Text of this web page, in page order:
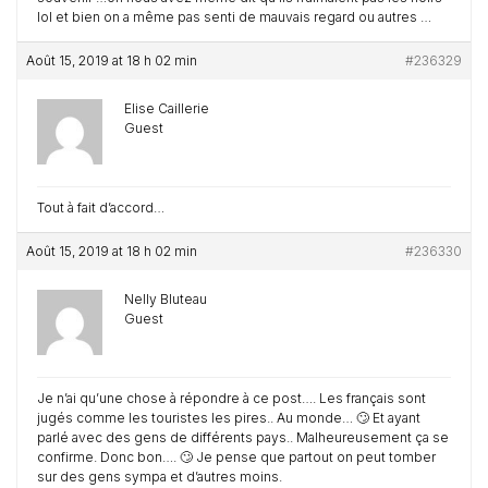
lol et bien on a même pas senti de mauvais regard ou autres …
Août 15, 2019 at 18 h 02 min #236329
Elise Caillerie
Guest
Tout à fait d’accord…
Août 15, 2019 at 18 h 02 min #236330
Nelly Bluteau
Guest
Je n’ai qu’une chose à répondre à ce post…. Les français sont
jugés comme les touristes les pires.. Au monde… 🙄 Et ayant
parlé avec des gens de différents pays.. Malheureusement ça se
confirme. Donc bon…. 🙄 Je pense que partout on peut tomber
sur des gens sympa et d’autres moins.